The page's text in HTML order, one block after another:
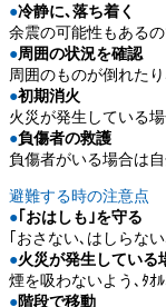
●冷静に､落ち着く
余震の可能性もある
●周囲の状況を確認
周囲のものが倒れた
●初期消火
火災が発生している
●負傷者の救護
負傷者がいる場合は
避難する時の注意点
● ｢おはしも｣を守る
｢おさない､はしらな
●火災が発生している
煙を吸わないよう､ﾀｵ
●階段で移動